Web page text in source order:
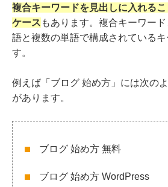
複合キーワードを見出しに入れる
ケース もあります。複合キーワー
語と複数の単語で構成されている
す。
例えば「ブログ 始め方」には次の
があります。
ブログ 始め方 無料
ブログ 始め方 WordPress